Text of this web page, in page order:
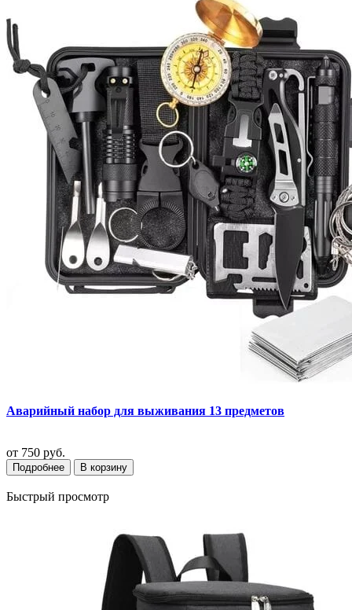
Аварийный набор для выживания 13 предметов
от 750 руб.
Подробнее В корзину
Быстрый просмотр